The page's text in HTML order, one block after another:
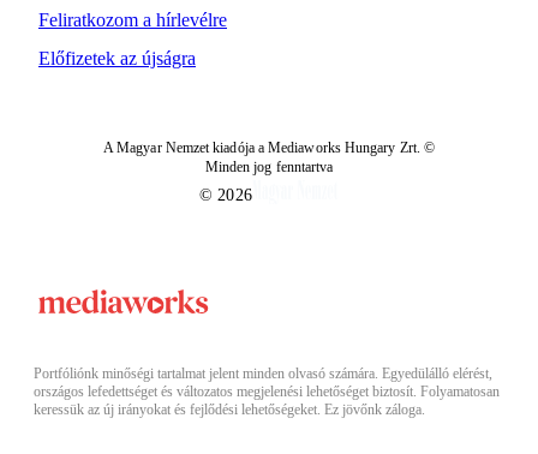
Feliratkozom a hírlevélre
Előfizetek az újságra
A Magyar Nemzet kiadója a Mediaworks Hungary Zrt. ©
Minden jog fenntartva
© 2026
Portfóliónk minőségi tartalmat jelent minden olvasó számára. Egyedülálló elérést,
országos lefedettséget és változatos megjelenési lehetőséget biztosít. Folyamatosan
keressük az új irányokat és fejlődési lehetőségeket. Ez jövőnk záloga.